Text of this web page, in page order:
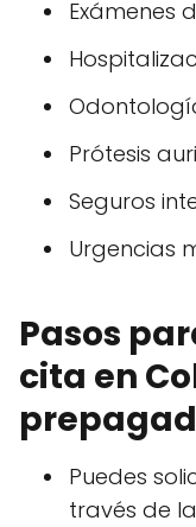
Exámenes
Prótesis
Seguros
Urgencias
Pasos
cita en
Puedes
través de